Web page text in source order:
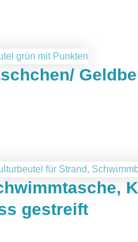
gestreift